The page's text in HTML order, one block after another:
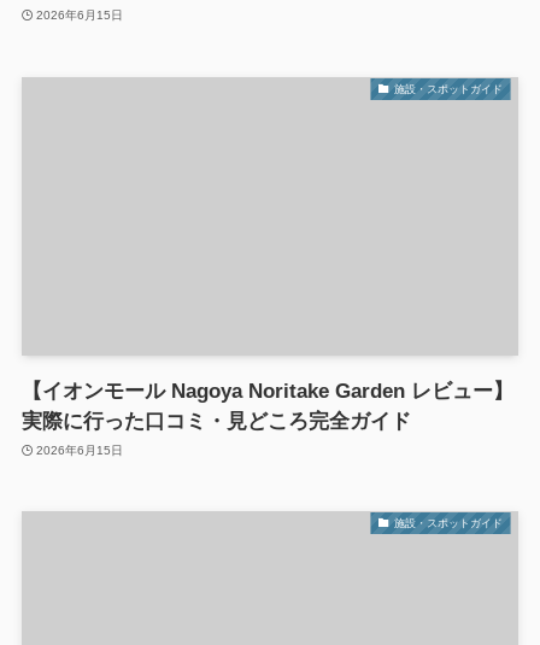
2026年6月15日
施設・スポットガイド
【イオンモール Nagoya Noritake Garden レビュー】
実際に行った口コミ・見どころ完全ガイド
2026年6月15日
施設・スポットガイド